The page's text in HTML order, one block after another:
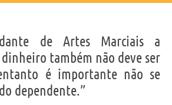
de Artes Marciais a
também não deve ser
é importante não se
dependente.”